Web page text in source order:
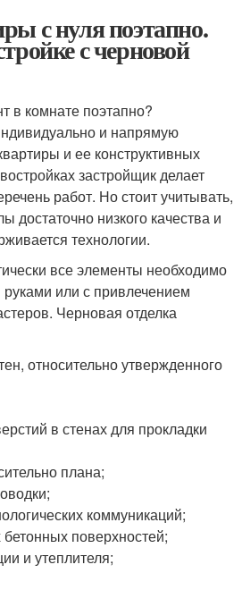
с нуля поэтапно.
с черновой
в комнате поэтапно?
и напрямую
и ее конструктивных
застройщик делает
работ. Но стоит учитывать,
достаточно низкого качества и
технологии.
все элементы необходимо
руками или с привлечением
Черновая отделка
относительно утвержденного
в стенах для прокладки
плана;
коммуникаций;
поверхностей;
и утеплителя;